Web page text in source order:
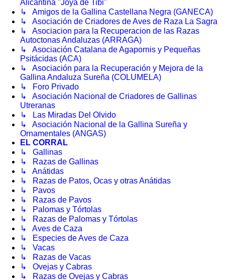
Alicantina "Joya de Tibi"
↳ Amigos de la Gallina Castellana Negra (GANECA)
↳ Asociación de Criadores de Aves de Raza La Sagra
↳ Asociacion para la Recuperacion de las Razas
Autoctonas Andaluzas (ARRAGA)
↳ Asociación Catalana de Agapornis y Pequeñas
Psitácidas (ACA)
↳ Asociación para la Recuperación y Mejora de la
Gallina Andaluza Sureña (COLUMELA)
↳ Foro Privado
↳ Asociación Nacional de Criadores de Gallinas
Utreranas
↳ Las Miradas Del Olvido
↳ Asociación Nacional de la Gallina Sureña y
Ornamentales (ANGAS)
EL CORRAL
↳ Gallinas
↳ Razas de Gallinas
↳ Anátidas
↳ Razas de Patos, Ocas y otras Anátidas
↳ Pavos
↳ Razas de Pavos
↳ Palomas y Tórtolas
↳ Razas de Palomas y Tórtolas
↳ Aves de Caza
↳ Especies de Aves de Caza
↳ Vacas
↳ Razas de Vacas
↳ Ovejas y Cabras
↳ Razas de Ovejas y Cabras